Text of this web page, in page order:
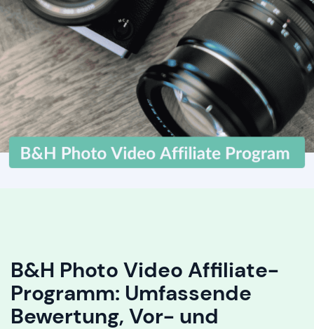
B&H Photo Video Affiliate-
Programm: Umfassende
Bewertung, Vor- und